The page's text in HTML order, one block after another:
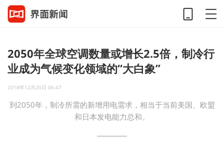
2050年全球空调数量或增长2.5倍，制冷行
业成为气候变化领域的“大白象”
2018年12月20日 06:47
到2050年，制冷所需的新增用电需求，相当于当前美国、欧盟
和日本发电能力总和。